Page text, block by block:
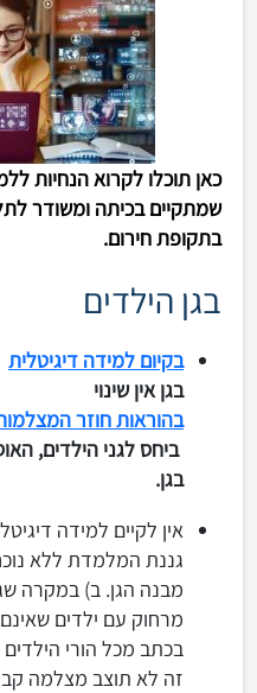
​כאן תוכלו לקרוא הנחיות
שמתקיים בכיתה ומשודר
בתקופת חירום.
בגן הילדים
בקיום למידה דיגיטלית
בגן אין שינוי
בהוראות חוזר
ביחס לגני הילדים,
בגן.
אין לקיים למידה
גננת המלמדת ללא
מבנה הגן. ב) במקרה
מרחוק עם ילדים
בכתב מכל הורי
זה לא תוצב מצלמה